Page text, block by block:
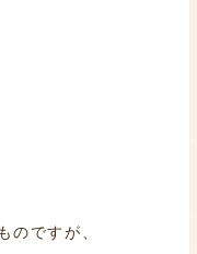
のですが、